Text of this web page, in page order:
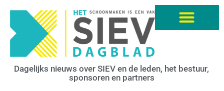
Dagelijks nieuws over SIEV en de leden, het bestuur,
sponsoren en partners